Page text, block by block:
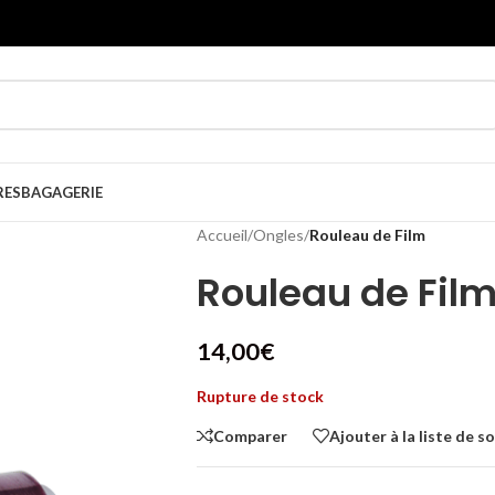
BAGAGERIE
Accueil/Ongles/Rouleau de Film
Rouleau de Film
14,00€
Rupture de stock
Comparer Ajouter à la liste de